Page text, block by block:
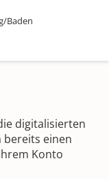
Baden
digitalisierten
bereits einen
Konto